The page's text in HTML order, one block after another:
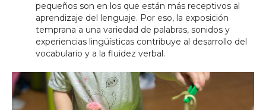
pequeños son en los que están más receptivos al
aprendizaje del lenguaje. Por eso, la exposición
temprana a una variedad de palabras, sonidos y
experiencias lingüísticas contribuye al desarrollo del
vocabulario y a la fluidez verbal.